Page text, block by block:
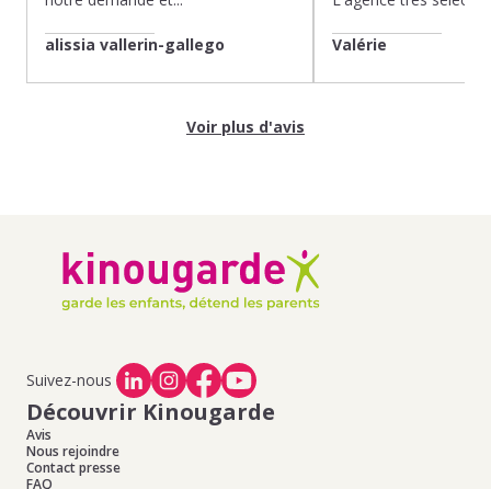
alissia vallerin-gallego Valérie
Voir plus d'avis
Suivez-nous
Découvrir Kinougarde
Avis
Nous rejoindre
Contact presse
FAQ